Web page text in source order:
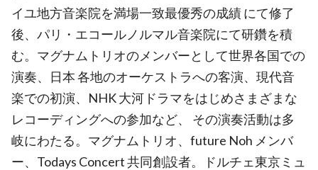
イユ地方音楽院を満場一致最優秀の成績 にて修了
後、パリ・エコールノルマル音楽院にて研鑽を積
む。マグナムトリオのメンバーとして世界各国での
演奏、日本 各地のオーケストラへの客演、現代音
楽での初演、NHK 大河ドラマをはじめさまざまな
レコーディングへの参加など、 その演奏活動は多
岐にわたる。マグナムトリオ、future Noh メンバ
ー、Todays Concert 共同創設者。ドルチェ東京ミュ